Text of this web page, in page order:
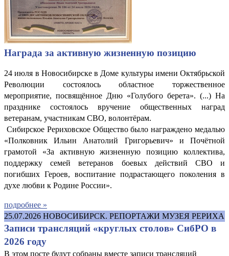
Награда за активную жизненную позицию
24 июля в Новосибирске в Доме культуры имени Октябрьской
Революции состоялось областное торжественное
мероприятие, посвящённое Дню «Голубого берета». (...) На
празднике состоялось вручение общественных наград
ветеранам, участникам СВО, волонтёрам.
Сибирское Рериховское Общество было награждено медалью
«Полковник Ильин Анатолий Григорьевич» и Почётной
грамотой «За активную жизненную позицию коллектива,
поддержку семей ветеранов боевых действий СВО и
погибших Героев, воспитание подрастающего поколения в
духе любви к Родине России».
подробнее »
25.07.2026 НОВОСИБИРСК. РЕПОРТАЖИ МУЗЕЯ РЕРИХА
Записи трансляций «круглых столов» СибРО в
2026 году
В этом посте будут собраны вместе записи трансляций